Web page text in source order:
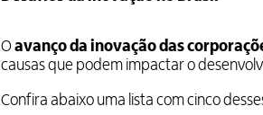
O avanço da inovação das
causas que podem impactar o
Confira abaixo uma lista com cinco